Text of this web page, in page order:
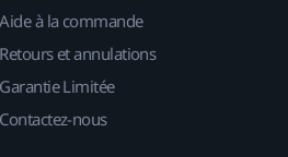
Aide à la commande
Retours et annulations
Garantie Limitée
Contactez-nous